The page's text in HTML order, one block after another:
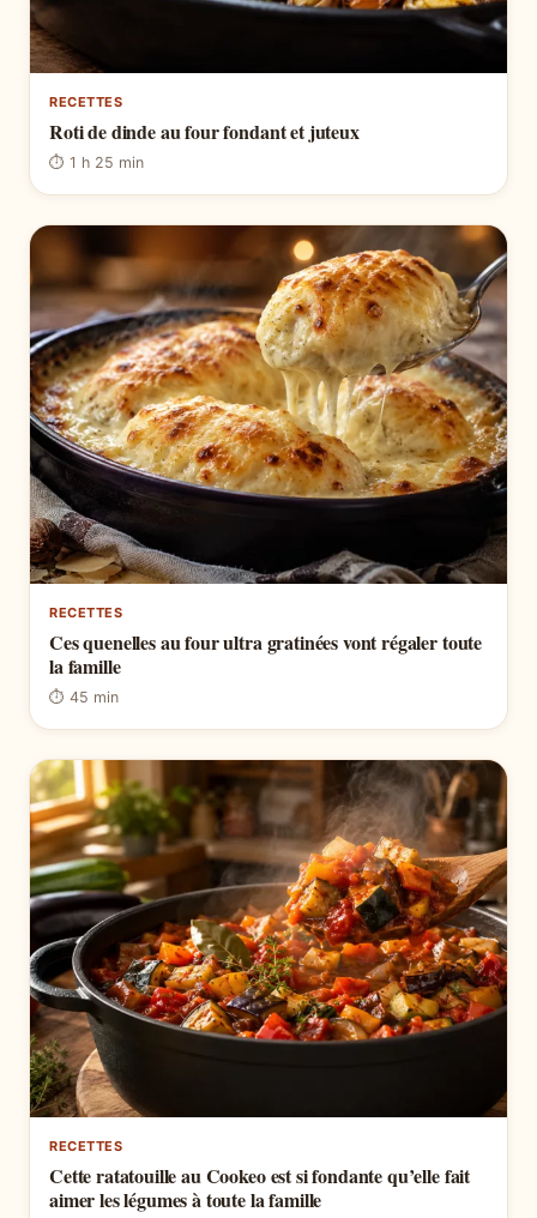
RECETTES
Roti de dinde au four fondant et juteux
⏱ 1 h 25 min
RECETTES
Ces quenelles au four ultra gratinées vont régaler toute
la famille
⏱ 45 min
RECETTES
Cette ratatouille au Cookeo est si fondante qu’elle fait
aimer les légumes à toute la famille